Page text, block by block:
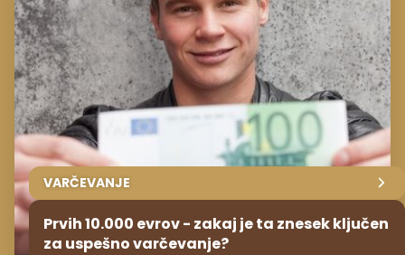
VARČEVANJE
Prvih 10.000 evrov - zakaj je ta znesek ključen
za uspešno varčevanje?